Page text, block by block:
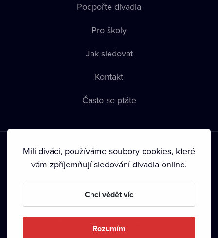
Podpořte divadla
Pro školy
Jak sledovat
Kontakt
Často se ptáte
Podmínky používání • Ochrana soukromí • Zásady používání
• Autorská práva•
Milí diváci, používáme soubory cookies, které
vám zpříjemňují sledování divadla online.
Chci vědět víc
Rozumím